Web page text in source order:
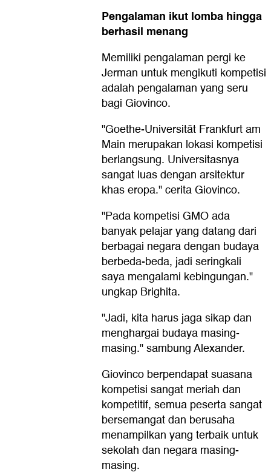
Pengalaman ikut lomba hingga
berhasil menang
Memiliki pengalaman pergi ke
Jerman untuk mengikuti kompetisi
adalah pengalaman yang seru
bagi Giovinco.
"Goethe-Universität Frankfurt am
Main merupakan lokasi kompetisi
berlangsung. Universitasnya
sangat luas dengan arsitektur
khas eropa." cerita Giovinco.
"Pada kompetisi GMO ada
banyak pelajar yang datang dari
berbagai negara dengan budaya
berbeda-beda, jadi seringkali
saya mengalami kebingungan."
ungkap Brighita.
"Jadi, kita harus jaga sikap dan
menghargai budaya masing-
masing." sambung Alexander.
Giovinco berpendapat suasana
kompetisi sangat meriah dan
kompetitif, semua peserta sangat
bersemangat dan berusaha
menampilkan yang terbaik untuk
sekolah dan negara masing-
masing.